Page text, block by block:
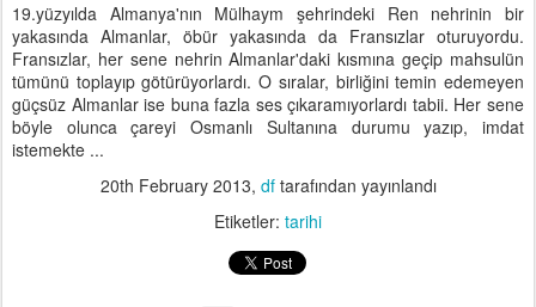
19.yüzyılda Almanya'nın Mülhaym şehrindeki Ren nehrinin bir
yakasında Almanlar, öbür yakasında da Fransızlar oturuyordu.
Fransızlar, her sene nehrin Almanlar'daki kısmına geçip mahsulün
tümünü toplayıp götürüyorlardı. O sıralar, birliğini temin edemeyen
güçsüz Almanlar ise buna fazla ses çıkaramıyorlardı tabii. Her sene
böyle olunca çareyi Osmanlı Sultanına durumu yazıp, imdat
istemekte ...
20th February 2013, dftarafından yayınlandı
Etiketler: tarihi